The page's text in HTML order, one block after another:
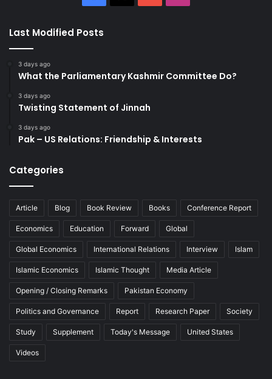
Last Modified Posts
3 days ago
What the Parliamentary Kashmir Committee Do?
3 days ago
Twisting Statement of Jinnah
3 days ago
Pak – US Relations: Friendship & Interests
Categories
Article Blog Book Review Books Conference Report
Economics Education Forward Global
Global Economics International Relations Interview Islam
Islamic Economics Islamic Thought Media Article
Opening / Closing Remarks Pakistan Economy
Politics and Governance Report Research Paper Society
Study Supplement Today's Message United States
Videos